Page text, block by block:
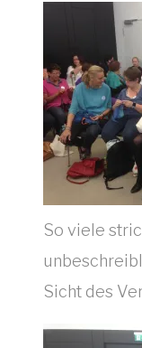
So viele
Sicht des